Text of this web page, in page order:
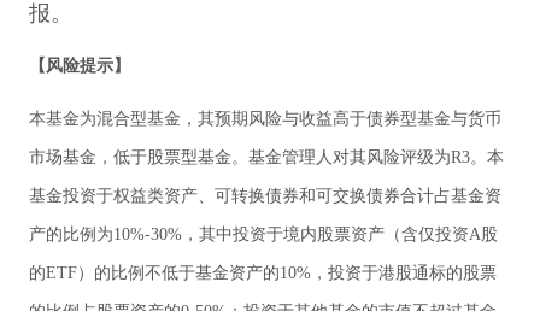
报。
【风险提示】
本基金为混合型基金，其预期风险与收益高于债券型基金与货币
市场基金，低于股票型基金。基金管理人对其风险评级为R3。本
基金投资于权益类资产、可转换债券和可交换债券合计占基金资
产的比例为10%-30%，其中投资于境内股票资产（含仅投资A股
的ETF）的比例不低于基金资产的10%，投资于港股通标的股票